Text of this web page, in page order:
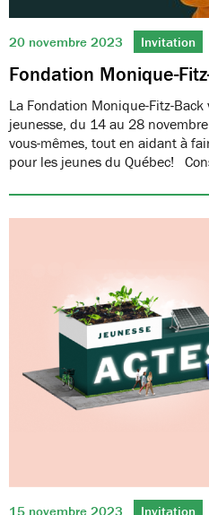
20 novembre 2023 Invitation
Fondation Monique-
La Fondation Monique-Fitz-
jeunesse, du 14 au 28
vous-mêmes, tout en aidant à
pour les jeunes du Québec!
15 novembre 2023 Invitation